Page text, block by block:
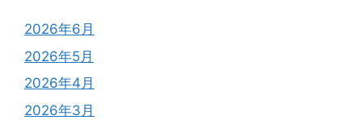
2026年6月
2026年5月
2026年4月
2026年3月